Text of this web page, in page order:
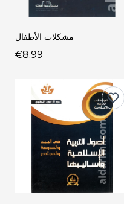
مشكلات الأطفال
€8.99